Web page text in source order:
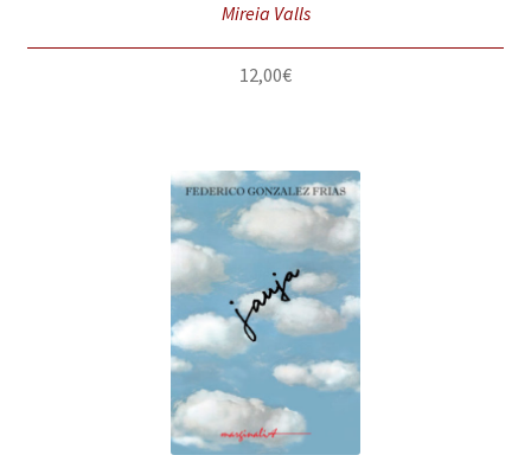
Mireia Valls
12,00€